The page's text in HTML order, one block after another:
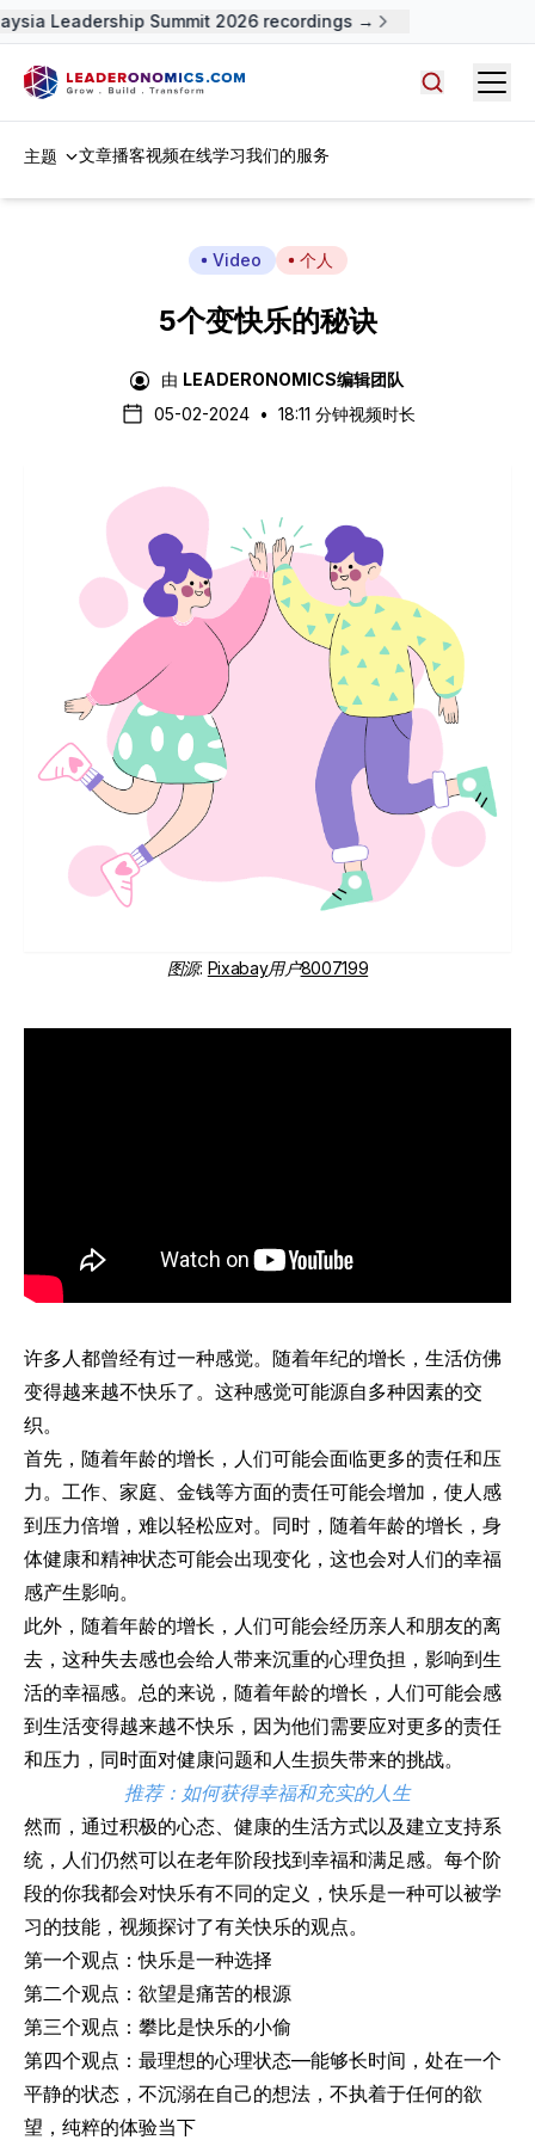
Leadership Summit 2026 recordings →
主题 文章播客视频在线学习我们的服务
Video 个人
5个变快乐的秘诀
由 LEADERONOMICS编辑团队
05-02-2024
• 18:11 分钟视频时长
图源: Pixabay用户8007199
许多人都曾经有过一种感觉。随着年纪的增长，生活仿佛
变得越来越不快乐了。这种感觉可能源自多种因素的交
织。
首先，随着年龄的增长，人们可能会面临更多的责任和压
力。工作、家庭、金钱等方面的责任可能会增加，使人感
到压力倍增，难以轻松应对。同时，随着年龄的增长，身
体健康和精神状态可能会出现变化，这也会对人们的幸福
感产生影响。
此外，随着年龄的增长，人们可能会经历亲人和朋友的离
去，这种失去感也会给人带来沉重的心理负担，影响到生
活的幸福感。总的来说，随着年龄的增长，人们可能会感
到生活变得越来越不快乐，因为他们需要应对更多的责任
和压力，同时面对健康问题和人生损失带来的挑战。
推荐： 如何获得幸福和充实的人生
然而，通过积极的心态、健康的生活方式以及建立支持系
统，人们仍然可以在老年阶段找到幸福和满足感。每个阶
段的你我都会对快乐有不同的定义，快乐是一种可以被学
习的技能，视频探讨了有关快乐的观点。
第一个观点：快乐是一种选择
第二个观点：欲望是痛苦的根源
第三个观点：攀比是快乐的小偷
第四个观点：最理想的心理状态—能够长时间，处在一个
平静的状态，不沉溺在自己的想法，不执着于任何的欲
望，纯粹的体验当下